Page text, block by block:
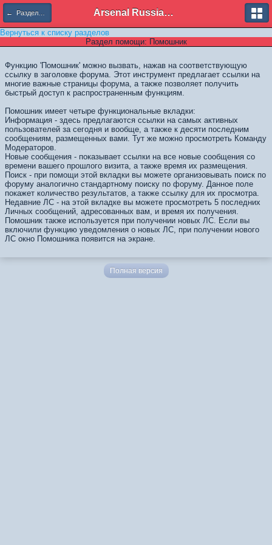
← Разделы помощи Arsenal Russian Speaking Supporters Club
Вернуться к списку разделов
Раздел помощи: Помошник
Функцию 'Помошник' можно вызвать, нажав на соответствующую
ссылку в заголовке форума. Этот инструмент предлагает ссылки на
многие важные страницы форума, а также позволяет получить
быстрый доступ к распространенным функциям.
Помошник имеет четыре функциональные вкладки:
Информация - здесь предлагаются ссылки на самых активных
пользователей за сегодня и вообще, а также к десяти последним
сообщениям, размещенных вами. Тут же можно просмотреть Команду
Модераторов.
Новые сообщения - показывает ссылки на все новые сообщения со
времени вашего прошлого визита, а также время их размещения.
Поиск - при помощи этой вкладки вы можете организовывать поиск по
форуму аналогично стандартному поиску по форуму. Данное поле
покажет количество результатов, а также ссылку для их просмотра.
Недавние ЛС - на этой вкладке вы можете просмотреть 5 последних
Личных сообщений, адресованных вам, и время их получения.
Помошник также используется при получении новых ЛС. Если вы
включили функцию уведомления о новых ЛС, при получении нового
ЛС окно Помошника появится на экране.
Полная версия